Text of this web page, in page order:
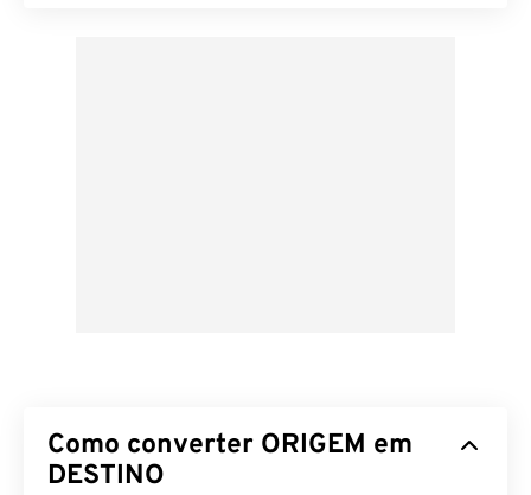
Como converter ORIGEM em
DESTINO